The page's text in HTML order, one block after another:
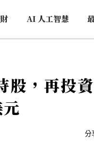
AI 人工智慧
，再投
分